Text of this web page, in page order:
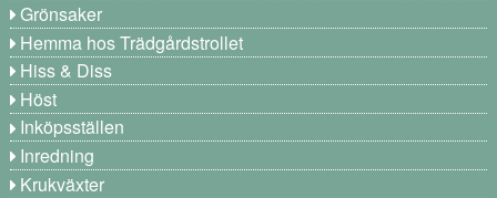
Grönsaker
Hemma hos Trädgårdstrollet
Hiss & Diss
Höst
Inköpsställen
Inredning
Krukväxter